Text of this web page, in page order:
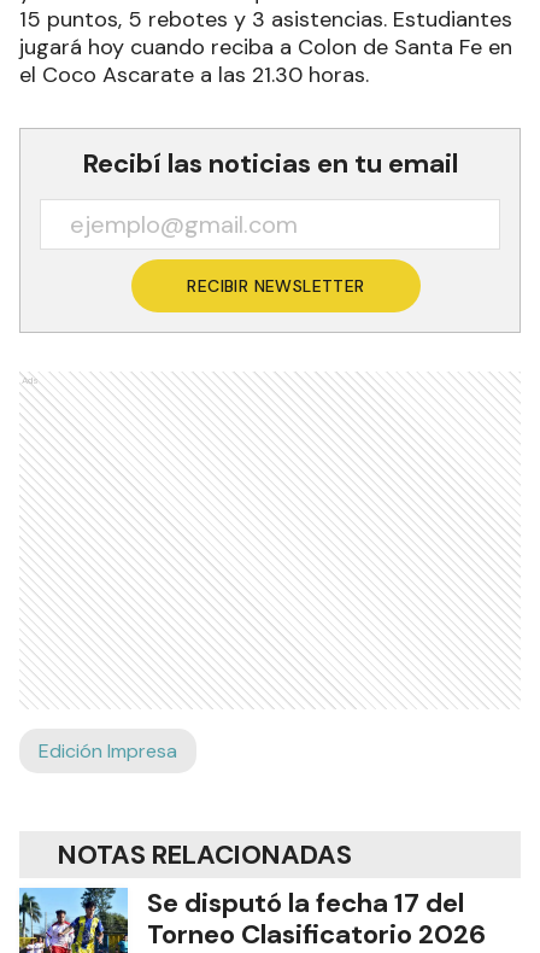
15 puntos, 5 rebotes y 3 asistencias. Estudiantes
jugará hoy cuando reciba a Colon de Santa Fe en
el Coco Ascarate a las 21.30 horas.
Recibí las noticias en tu email
RECIBIR NEWSLETTER
Ads
Edición Impresa
NOTAS RELACIONADAS
Se disputó la fecha 17 del
Torneo Clasificatorio 2026